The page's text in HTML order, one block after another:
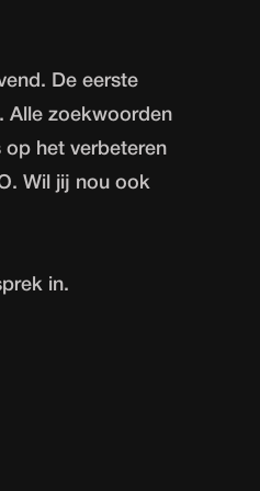
De eerste
Alle zoekwoorden
het verbeteren
Wil jij nou ook
in.